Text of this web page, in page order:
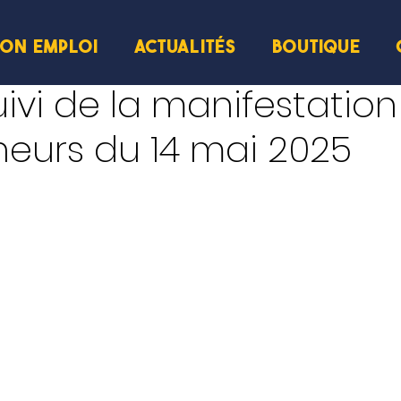
EMPLOI ACTUALITÉS BOUTIQUE
de la
du 14 mai 2025